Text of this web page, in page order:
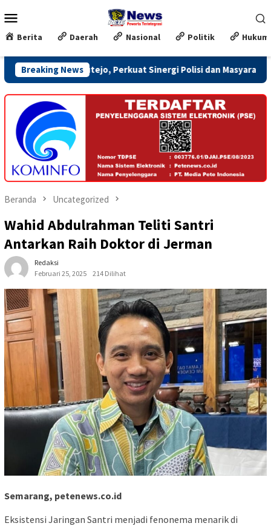
ke
kontenMobile
Berita Daerah Nasional Politik Hukum
Breaking News
Sutejo, Perkuat Sinergi Polisi dan Masyarakat
Beranda Uncategorized
Wahid Abdulrahman Teliti Santri
Antarkan Raih Doktor di Jerman
Redaksi
Februari 25, 2025
214 Dilihat
Semarang, petenews.co.id
Eksistensi Jaringan Santri menjadi fenonema menarik di